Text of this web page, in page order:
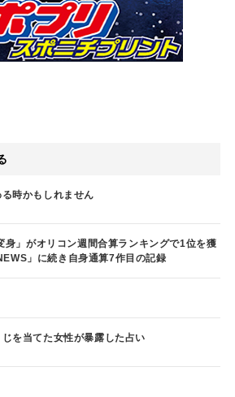
時かもしれません
身」がオリコン週間合算ランキングで1位を獲
」に続き自身通算7作目の記録
じを当てた女性が暴露した占い